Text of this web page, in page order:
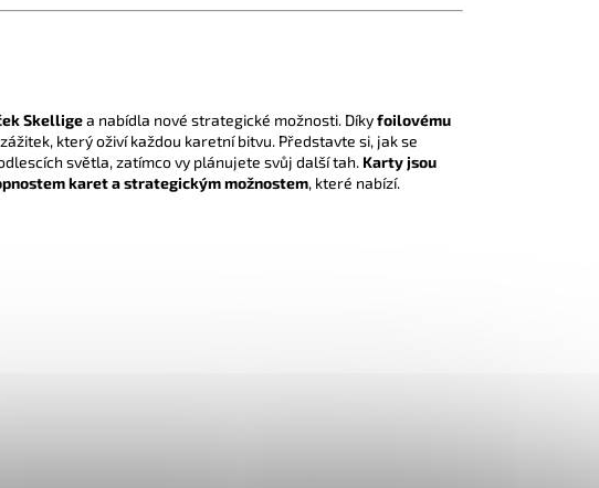
Skelligea nabídla nové strategické možnosti. Díkyfoilovému
který oživí každou karetní bitvu. Představte si, jak se
světla, zatímco vy plánujete svůj další tah. Karty jsou
karet a strategickým možnostem, které nabízí.